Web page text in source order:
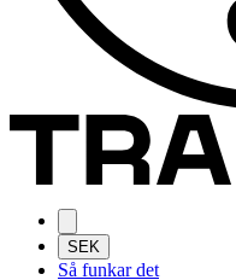
SEK
Så funkar det